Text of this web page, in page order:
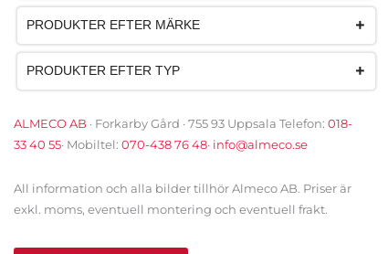
PRODUKTER EFTER MÄRKE
PRODUKTER EFTER TYP
ALMECO AB · Forkarby Gård · 755 93 Uppsala Telefon: 018-
33 40 55· Mobiltel: 070-438 76 48· info@almeco.se
All information och alla bilder tillhör Almeco AB. Priser är
exkl. moms, eventuell montering och eventuell frakt.